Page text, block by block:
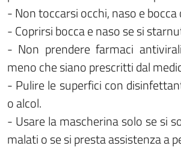
- Non toccarsi occhi, naso e bocca
- Coprirsi bocca e naso se si
- Non prendere farmaci
meno che siano prescritti dal
- Pulire le superfici con
o alcol.
- Usare la mascherina solo se si
malati o se si presta assistenza a